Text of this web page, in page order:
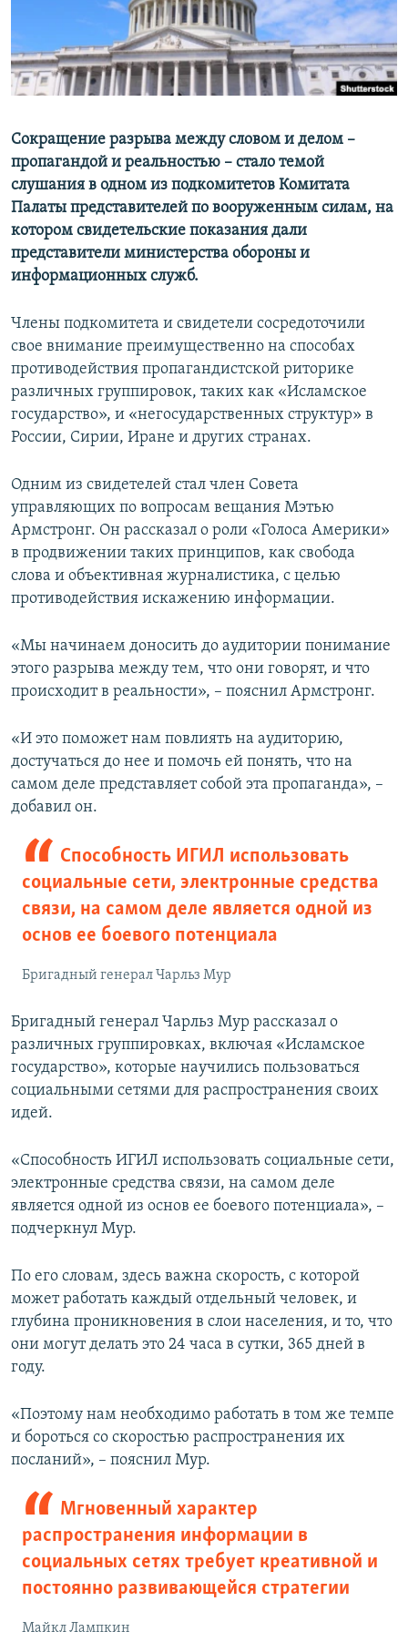
ПОБЕДИТЕЛЕЙ НЕ СУДЯТ?
КРЫМ.НЕПОКОРЕННЫЙ
ELIFBE
ПРИСОЕДИНЯЙТЕСЬ!
Все сайты RFE/RL
Сокращение разрыва между словом и делом –
пропагандой и реальностью – стало темой
слушания в одном из подкомитетов Комитата
Палаты представителей по вооруженным силам, на
котором свидетельские показания дали
представители министерства обороны и
информационных служб.
Члены подкомитета и свидетели сосредоточили
свое внимание преимущественно на способах
противодействия пропагандистской риторике
различных группировок, таких как «Исламское
государство», и «негосударственных структур» в
России, Сирии, Иране и других странах.
Одним из свидетелей стал член Совета
управляющих по вопросам вещания Мэтью
Армстронг. Он рассказал о роли «Голоса Америки»
в продвижении таких принципов, как свобода
слова и объективная журналистика, с целью
противодействия искажению информации.
«Мы начинаем доносить до аудитории понимание
этого разрыва между тем, что они говорят, и что
происходит в реальности», – пояснил Армстронг.
«И это поможет нам повлиять на аудиторию,
достучаться до нее и помочь ей понять, что на
самом деле представляет собой эта пропаганда», –
добавил он.
Способность ИГИЛ использовать
социальные сети, электронные средства
связи, на самом деле является одной из
основ ее боевого потенциала
Бригадный генерал Чарльз Мур
Бригадный генерал Чарльз Мур рассказал о
различных группировках, включая «Исламское
государство», которые научились пользоваться
социальными сетями для распространения своих
идей.
«Способность ИГИЛ использовать социальные сети,
электронные средства связи, на самом деле
является одной из основ ее боевого потенциала», –
подчеркнул Мур.
По его словам, здесь важна скорость, с которой
может работать каждый отдельный человек, и
глубина проникновения в слои населения, и то, что
они могут делать это 24 часа в сутки, 365 дней в
году.
«Поэтому нам необходимо работать в том же темпе
и бороться со скоростью распространения их
посланий», – пояснил Мур.
Мгновенный характер
распространения информации в
социальных сетях требует креативной и
постоянно развивающейся стратегии
Майкл Лампкин